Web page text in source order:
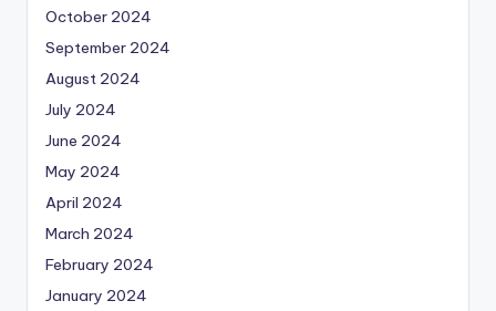
October 2024
September 2024
August 2024
July 2024
June 2024
May 2024
April 2024
March 2024
February 2024
January 2024